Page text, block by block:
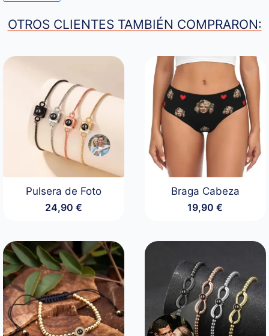
OTROS CLIENTES TAMBIÉN COMPRARON:
Pulsera de Foto
24,90€
Braga Cabeza
19,90€